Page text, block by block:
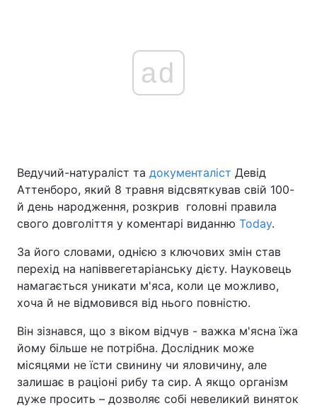
Головна Війна
Україна Політика
Спорт Наука
Техно і зв'язок Лайт
Зброя Інциденти
Здоров'я Туризм
Цікавинки Погода
ad
Ведучий-натураліст та документаліст Девід
Аттенборо, який 8 травня відсвяткував свій 100-
й день народження, розкрив головні правила
свого довголіття у коментарі виданню Today.
За його словами, однією з ключових змін став
перехід на напіввегетаріанську дієту. Науковець
намагається уникати м'яса, коли це можливо,
хоча й не відмовився від нього повністю.
Він зізнався, що з віком відчув - важка м'ясна їжа
йому більше не потрібна. Дослідник може
місяцями не їсти свинину чи яловичину, але
залишає в раціоні рибу та сир. А якщо організм
дуже просить – дозволяє собі невеликий виняток